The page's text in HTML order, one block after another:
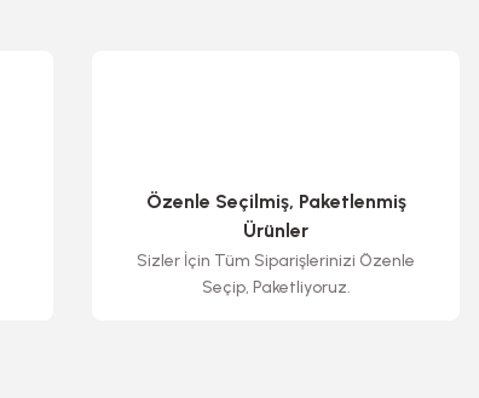
Özenle Seçilmiş, Paketlenmiş
Ürünler
Sizler İçin Tüm Siparişlerinizi Özenle
Seçip, Paketliyoruz.